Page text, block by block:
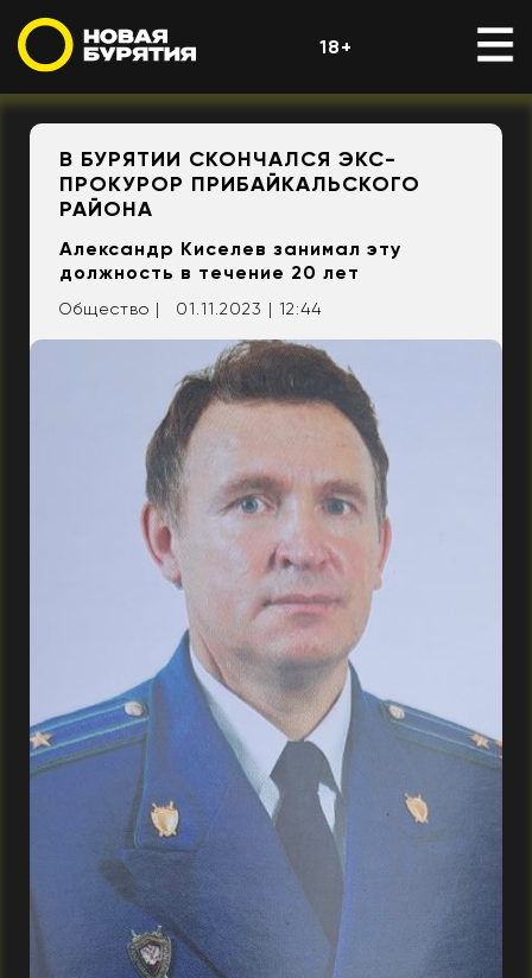
18+
В БУРЯТИИ СКОНЧАЛСЯ ЭКС-
ПРОКУРОР ПРИБАЙКАЛЬСКОГО
РАЙОНА
Александр Киселев занимал эту
должность в течение 20 лет
Общество | 01.11.2023 | 12:44